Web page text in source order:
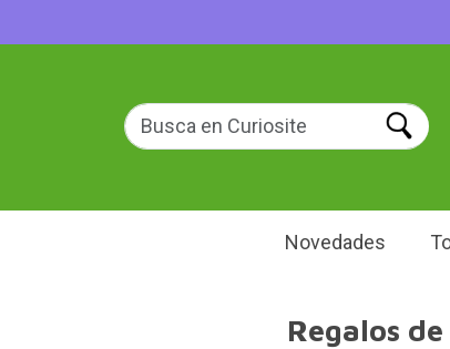
Novedades
Regalos